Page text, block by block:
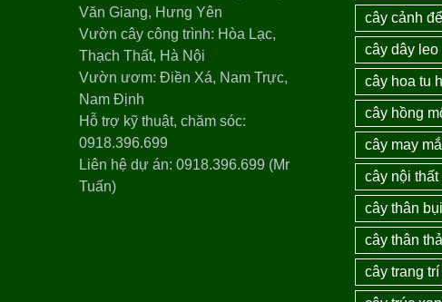
Văn Giang, Hưng Yên
Vườn cây công trình: Hòa Lạc,
Thạch Thất, Hà Nội
Vườn ươm: Điền Xá, Nam Trực,
Nam Định
Hỗ trợ kỹ thuật, chăm sóc:
0918.396.699
Liên hệ dự án: 0918.396.699 (Mr
Tuấn)
cây cảnh
cây dây leo
cây hoa tu
cây hồng
cây may
cây nội thất
cây thân bụi
cây thân
cây trang trí